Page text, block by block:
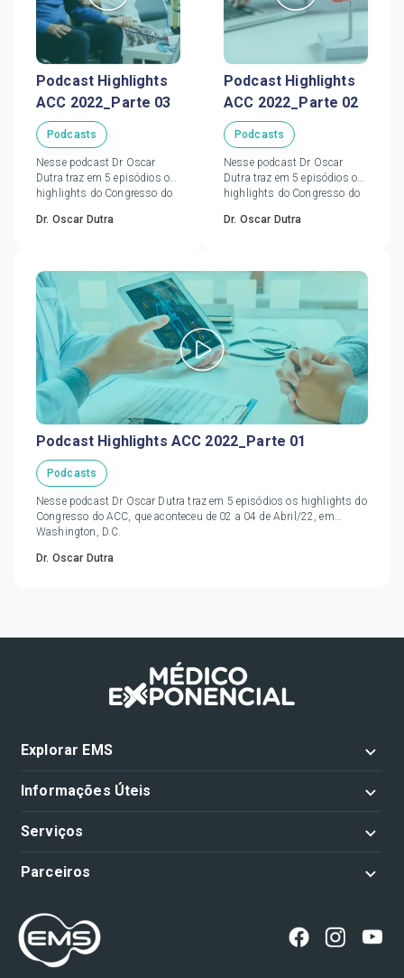
Podcast Highlights
ACC 2022_Parte 03
Podcasts
Nesse podcast Dr Oscar
Dutra traz em 5 episódios os
highlights do Congresso do
04 de Abril/22, em
Dr. Oscar Dutra
Podcast Highlights
ACC 2022_Parte 02
Podcasts
Nesse podcast Dr Oscar
Dutra traz em 5 episódios os
highlights do Congresso do
04 de Abril/22, em
Dr. Oscar Dutra
Podcast Highlights ACC 2022_Parte 01
Podcasts
Nesse podcast Dr Oscar Dutra traz em 5 episódios os highlights do
Congresso do ACC, que aconteceu de 02 a 04 de Abril/22, em
Washington, D.C.
Dr. Oscar Dutra
Explorar EMS
Informações Úteis
Serviços
Parceiros